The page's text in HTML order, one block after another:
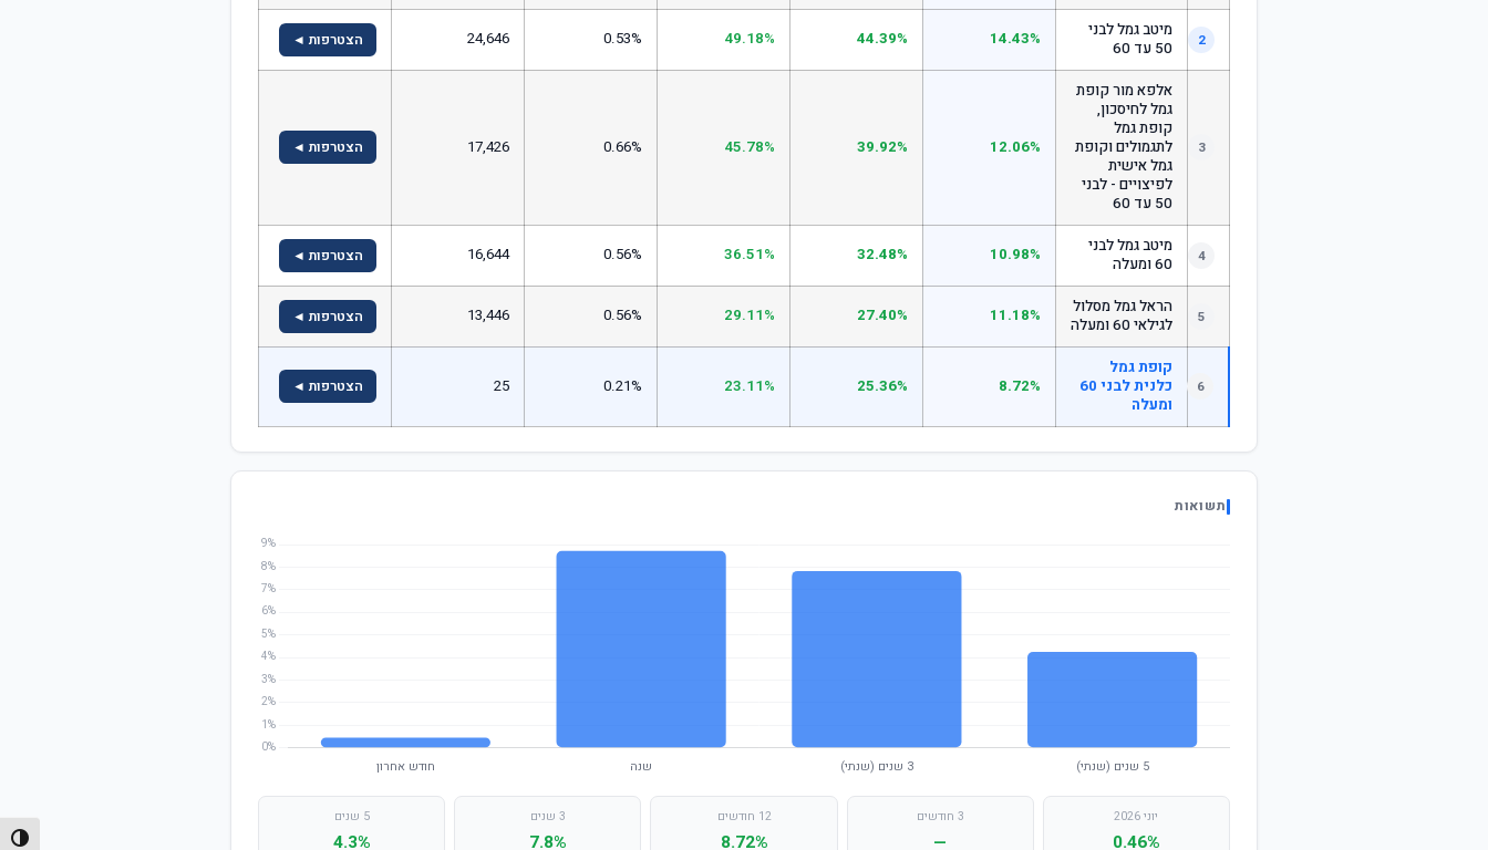
2
מיטב גמל לבני
50 עד 60
14.43%
44.39%
49.18%
0.53%
24,646 הצטרפות ◄
3
אלפא מור קופת
גמל לחיסכון,
קופת גמל
לתגמולים וקופת
גמל אישית
לפיצויים - לבני
50 עד 60
12.06%
39.92%
45.78%
0.66%
17,426 הצטרפות ◄
4
מיטב גמל לבני
60 ומעלה
10.98%
32.48%
36.51%
0.56%
16,644 הצטרפות ◄
5
הראל גמל מסלול
לגילאי 60 ומעלה
11.18%
27.40%
29.11%
0.56%
13,446 הצטרפות ◄
6
קופת גמל
כלנית לבני 60
ומעלה
8.72%
25.36%
23.11%
0.21%
25 הצטרפות ◄
תשואות
יוני 2026
0.46%
3 חודשים
—
12 חודשים
8.72%
3 שנים
7.8%
5 שנים
4.3%